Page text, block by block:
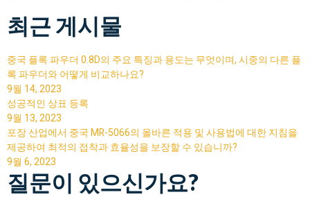
최근 게시물
중국 플록 파우더 0.8D의 주요 특징과 용도는 무엇이며, 시중의 다른 플
록 파우더와 어떻게 비교하나요?
9월 14, 2023
성공적인 상표 등록
9월 13, 2023
포장 산업에서 중국 MR-5066의 올바른 적용 및 사용법에 대한 지침을
제공하여 최적의 접착과 효율성을 보장할 수 있습니까?
9월 6, 2023
질문이 있으신가요?